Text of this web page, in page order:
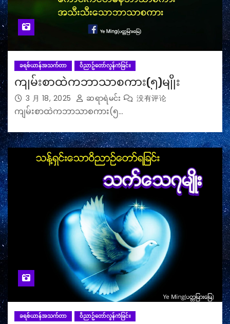
ခရစ်ယာန်အသက်တာ ဝိညာဥ်တော်လွန်ကဲခြင်း
ကျမ်းစာထဲကဘာသာစကား(၅)မျိုး
3 月 18, 2025 ဆရာရဲမင်း 没有评论
ကျမ်းစာထဲကဘာသာစကား(၅…
ခရစ်ယာန်အသက်တာ ဝိညာဥ်တော်လွန်ကဲခြင်း